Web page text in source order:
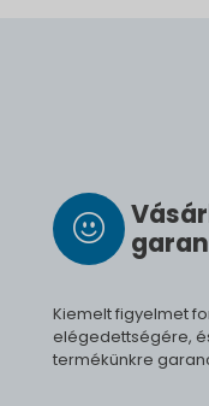
Kiemelt figyelmet
elégedettségére,
termékünkre